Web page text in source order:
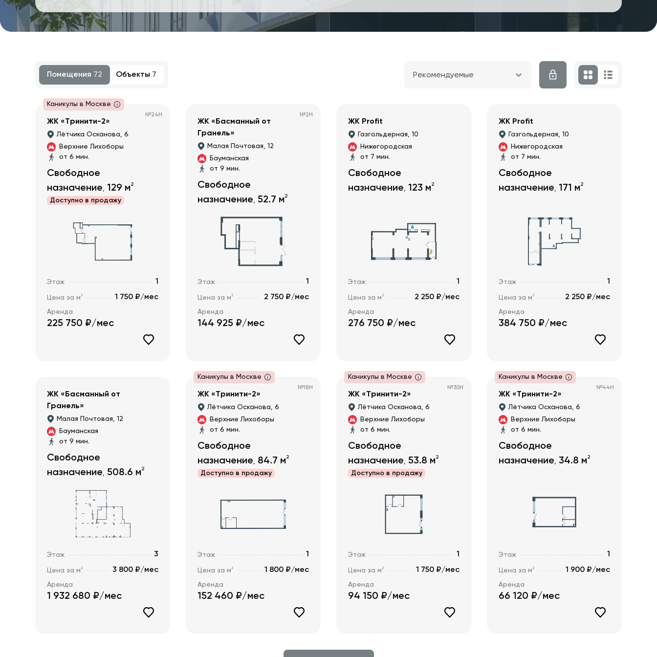
Помещения 72 Объекты 7 Рекомендуемые
Каникулы в Москве
№24Н
ЖК «Тринити-2»
Лётчика Осканова, 6
Верхние Лихоборы
от 6 мин.
Свободное
назначение, 129 м2
Доступно в продажу
Этаж 1
Цена за м2 1 750 ₽/мес
Аренда
225 750 ₽/мес
№2Н
ЖК «Басманный от
Гранель»
Малая Почтовая, 12
Бауманская
от 9 мин.
Свободное
назначение, 52.7 м2
Этаж 1
Цена за м2 2 750 ₽/мес
Аренда
144 925 ₽/мес
ЖК Profit
Газгольдерная, 10
Нижегородская
от 7 мин.
Свободное
назначение, 123 м2
Этаж 1
Цена за м2 2 250 ₽/мес
Аренда
276 750 ₽/мес
ЖК Profit
Газгольдерная, 10
Нижегородская
от 7 мин.
Свободное
назначение, 171 м2
Этаж 1
Цена за м2 2 250 ₽/мес
Аренда
384 750 ₽/мес
ЖК «Басманный от
Гранель»
Малая Почтовая, 12
Бауманская
от 9 мин.
Свободное
назначение, 508.6 м2
Этаж 3
Цена за м2 3 800 ₽/мес
Аренда
1 932 680 ₽/мес
Каникулы в Москве
№18Н
ЖК «Тринити-2»
Лётчика Осканова, 6
Верхние Лихоборы
от 6 мин.
Свободное
назначение, 84.7 м2
Доступно в продажу
Этаж 1
Цена за м2 1 800 ₽/мес
Аренда
152 460 ₽/мес
Каникулы в Москве
№30Н
ЖК «Тринити-2»
Лётчика Осканова, 6
Верхние Лихоборы
от 6 мин.
Свободное
назначение, 53.8 м2
Доступно в продажу
Этаж 1
Цена за м2 1 750 ₽/мес
Аренда
94 150 ₽/мес
Каникулы в Москве
№44Н
ЖК «Тринити-2»
Лётчика Осканова, 6
Верхние Лихоборы
от 6 мин.
Свободное
назначение, 34.8 м2
Этаж 1
Цена за м2 1 900 ₽/мес
Аренда
66 120 ₽/мес